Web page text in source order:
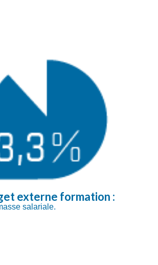
externe formation :
salariale.